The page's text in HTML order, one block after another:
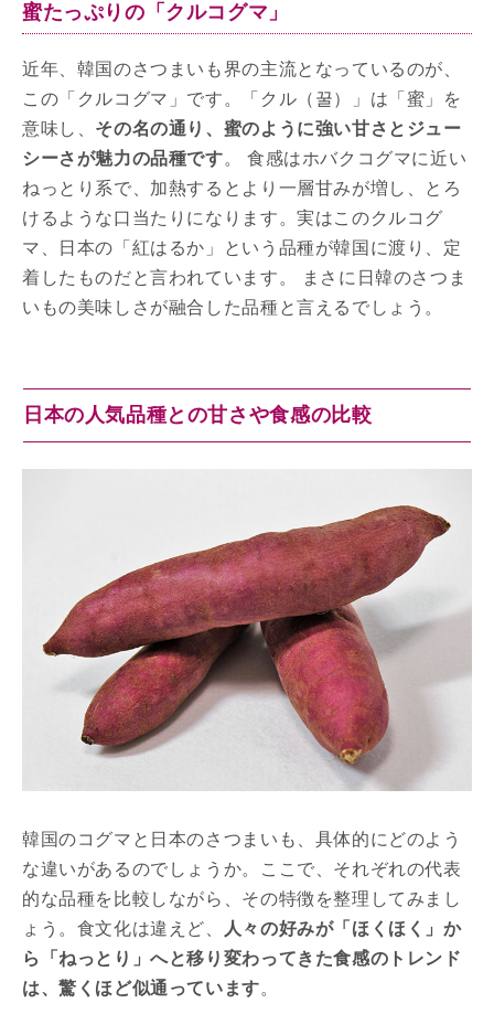
蜜たっぷりの「クルコグマ」
近年、韓国のさつまいも界の主流となっているのが、
この「クルコグマ」です。「クル（꿀）」は「蜜」を
意味し、 その名の通り、蜜のように強い甘さとジュー
シーさが魅力の品種です。 食感はホバクコグマに近い
ねっとり系で、加熱するとより一層甘みが増し、とろ
けるような口当たりになります。実はこのクルコグ
マ、日本の「紅はるか」という品種が韓国に渡り、定
着したものだと言われています。 まさに日韓のさつま
いもの美味しさが融合した品種と言えるでしょう。
日本の人気品種との甘さや食感の比較
韓国のコグマと日本のさつまいも、具体的にどのよう
な違いがあるのでしょうか。ここで、それぞれの代表
的な品種を比較しながら、その特徴を整理してみまし
ょう。食文化は違えど、
人々の好みが「ほくほく」か
ら「ねっとり」へと移り変わってきた食感のトレンド
は、驚くほど似通っています。